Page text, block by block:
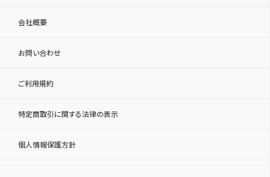
会社概要
お問い合わせ
ご利用規約
特定商取引に関する法律の表示
個人情報保護方針